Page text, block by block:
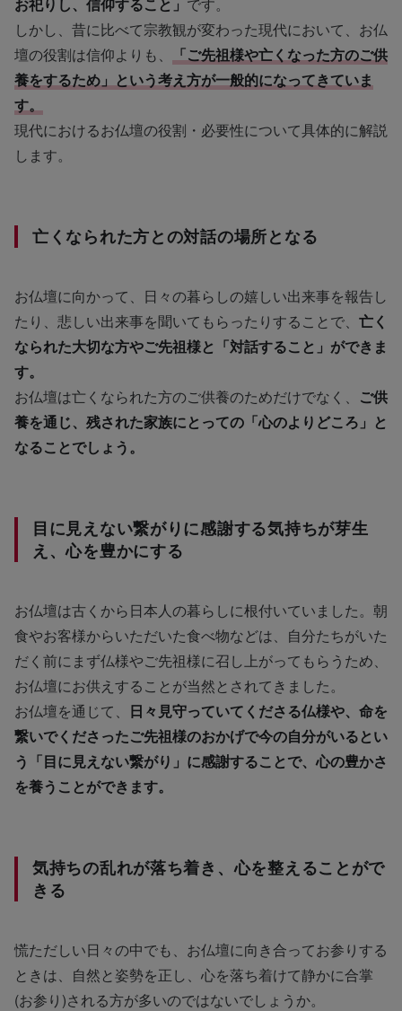
しかし、昔に比べて宗教観が変わった現代において、お仏
壇の役割は信仰よりも、
「ご先祖様や亡くなった方のご供
養をするため」という考え方が一般的になってきていま
す。
現代におけるお仏壇の役割・必要性について具体的に解説
します。
亡くなられた方との対話の場所となる
お仏壇に向かって、日々の暮らしの嬉しい出来事を報告し
たり、悲しい出来事を聞いてもらったりすることで、 亡く
なられた大切な方やご先祖様と「対話すること」ができま
す。
お仏壇は亡くなられた方のご供養のためだけでなく、 ご供
養を通じ、残された家族にとっての「心のよりどころ」と
なることでしょう。
目に見えない繋がりに感謝する気持ちが芽生
え、心を豊かにする
お仏壇は古くから日本人の暮らしに根付いていました。朝
食やお客様からいただいた食べ物などは、自分たちがいた
だく前にまず仏様やご先祖様に召し上がってもらうため、
お仏壇にお供えすることが当然とされてきました。
お仏壇を通じて、 日々見守っていてくださる仏様や、命を
繋いでくださったご先祖様のおかげで今の自分がいるとい
う「目に見えない繋がり」に感謝することで、心の豊かさ
を養うことができます。
気持ちの乱れが落ち着き、心を整えることがで
きる
慌ただしい日々の中でも、お仏壇に向き合ってお参りする
ときは、自然と姿勢を正し、心を落ち着けて静かに合掌
(お参り)される方が多いのではないでしょうか。